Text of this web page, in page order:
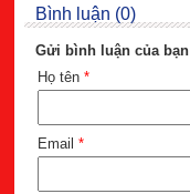
Bình luận (0)
Gửi bình luận của bạn
Họ tên *
Email *